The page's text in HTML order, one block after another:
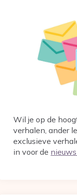
Wil je op de
verhalen, ander
exclusieve
in voor de